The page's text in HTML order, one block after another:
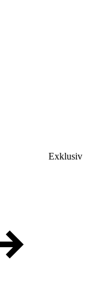
Exklusiv